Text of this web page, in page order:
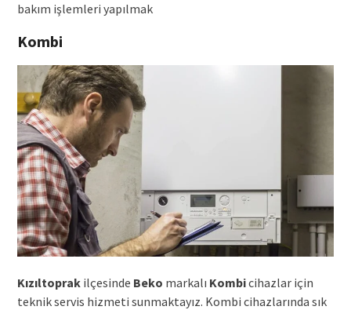
bakım işlemleri yapılmak
Kombi
Kızıltoprakilçesinde Beko markalı Kombicihazlar için
teknik servis hizmeti sunmaktayız. Kombi cihazlarında sık